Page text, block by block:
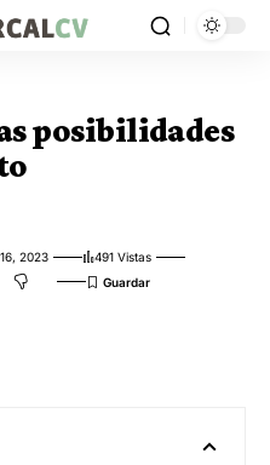
posibilidades
2023
491 Vistas